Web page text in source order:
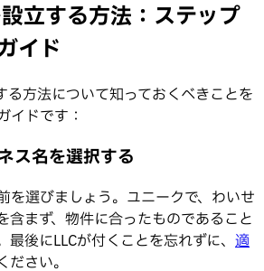
立する方法：ステップ
イド
方法について知っておくべきことを
イドです：
ス名を選択する
を選びましょう。ユニークで、わいせ
含まず、物件に合ったものであること
後にLLCが付くことを忘れずに、 適
ださい。